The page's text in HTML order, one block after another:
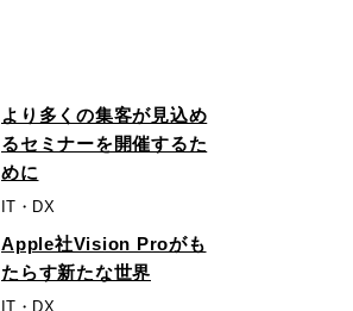
より多くの集客が見込め
るセミナーを開催するた
めに
IT・DX
Apple社Vision Proがも
たらす新たな世界
IT・DX